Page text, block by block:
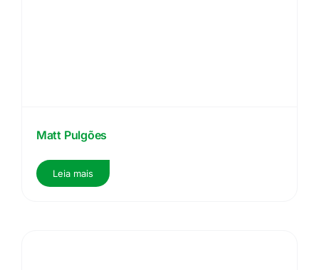
Matt Pulgões
Leia mais